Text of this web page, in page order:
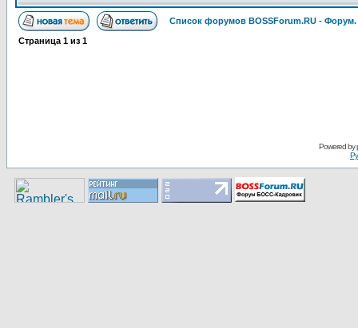
Список форумов BOSSForum.RU -
Страница 1 из 1
Pоwerеd by